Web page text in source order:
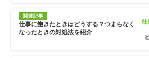
関連記事
仕事に飽きたときはどうする？つまらなく
なったときの対処法を紹介